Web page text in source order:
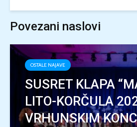
Povezani naslovi
OSTALE NAJAVE
SUSRET KLAPA
LITO-KORČULA
VRHUNSKIM